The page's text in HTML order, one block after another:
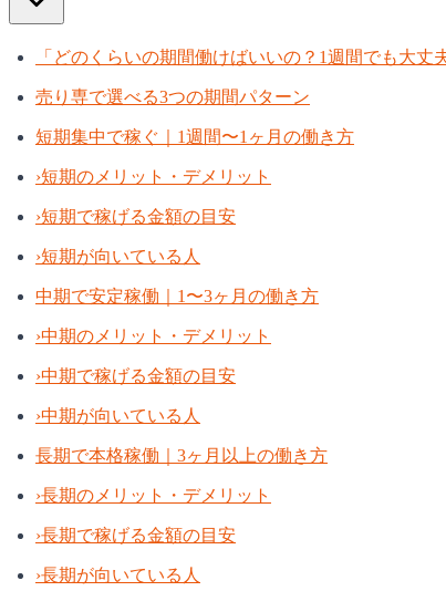
「どのくらいの期間働けばいいの？1週間でも大丈
売り専で選べる3つの期間パターン
短期集中で稼ぐ｜1週間〜1ヶ月の働き方
›短期のメリット・デメリット
›短期で稼げる金額の目安
›短期が向いている人
中期で安定稼働｜1〜3ヶ月の働き方
›中期のメリット・デメリット
›中期で稼げる金額の目安
›中期が向いている人
長期で本格稼働｜3ヶ月以上の働き方
›長期のメリット・デメリット
›長期で稼げる金額の目安
›長期が向いている人